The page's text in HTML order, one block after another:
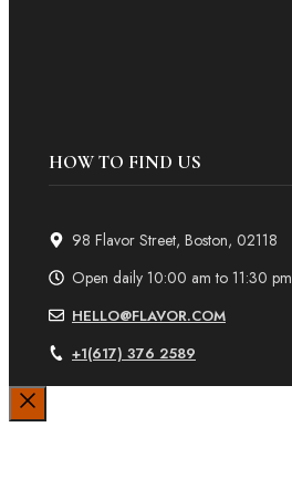
HOW TO FIND US
98 Flavor Street, Boston, 02118
Open daily 10:00 am to 11:30 pm
HELLO@FLAVOR.COM
+1(617) 376 2589